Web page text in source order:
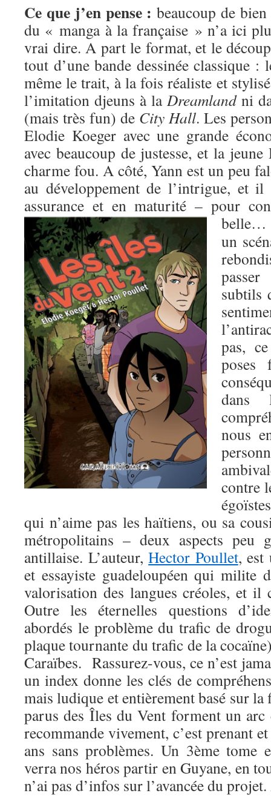
Ce que j’en pense : beaucoup de
du « manga à la française » n’a ici
vrai dire. A part le format, et le
tout d’une bande dessinée classique
même le trait, à la fois réaliste et
l’imitation djeuns à la Dreamlandni
(mais très fun) de City Hall. Les
Elodie Koeger avec une grande
avec beaucoup de justesse, et la
charme fou. A côté, Yann est un peu
au développement de l’intrigue, et il
assurance et en maturité – pour
un
subtils
pas,
poses
dans
nous
contre
qui n’aime pas les haïtiens, ou sa
métropolitains – deux aspects peu
antillaise. L’auteur,Hector Poullet, est
et essayiste guadeloupéen qui milite
valorisation des langues créoles, et il
Outre les éternelles questions
abordés le problème du trafic de
plaque tournante du trafic de la
Caraïbes. Rassurez-vous, ce n’est
un index donne les clés de
mais ludique et entièrement basé sur
parus des Îles du Vent forment un
recommande vivement, c’est prenant
ans sans problèmes. Un 3ème tome
verra nos héros partir en Guyane, en
n’ai pas d’infos sur l’avancée du